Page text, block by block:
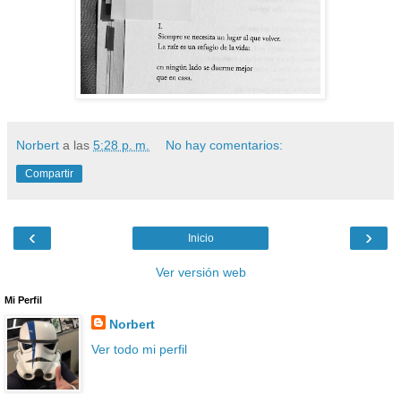
Norbert a las 5:28 p. m. No hay comentarios:
Compartir
‹ ›
Inicio
Ver versión web
Mi Perfil
Norbert
Ver todo mi perfil